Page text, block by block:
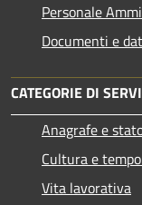
Personale
Documenti e
CATEGORIE DI
Anagrafe e
Cultura e
Vita lavorativa